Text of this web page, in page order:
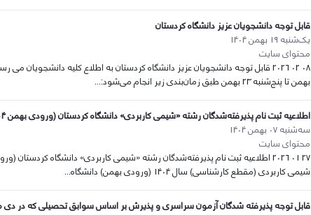
قابل توجه دانشجويان عزیز دانشگاه کردستان
یک‌شنبه 19 بهمن 1404
محتوای سایت
بهمن تا پنج‌شنبه 23 بهمن طبق زمان‌بندی زیر انجام می‌شود:...
اطلاعیه ثبت نام پذیرفته‌شدگان رشته «شیمی کاربردی» دانشگاه کردستان (ورودی بهمن 1404)
سه‌شنبه 07 بهمن 1404
محتوای سایت
شیمی کاربردی (مقطع کارشناسی) سال 1404 (ورودی بهمن) دانشگاه...
قابل توجه پذیرفته شدگان آزمون سراسری و پذیرش بر اساس سوابق تحصیلی که در دی